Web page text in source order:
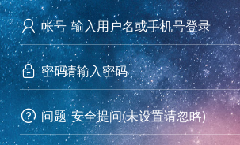
 帐号
 密码
 问题 安全提问(未设置请忽略)